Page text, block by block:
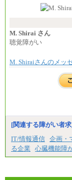
い職
※上
※試
＜
月
※試
ます
M. Shirai さん
聴覚障がい
M. Shiraiさんのメッ
[関連する障がい者
IT/情報通信 企画・
る企業
心臓機能障